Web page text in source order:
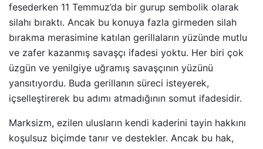
fesederken 11 Temmuz’da bir gurup sembolik olarak
silahı bıraktı. Ancak bu konuya fazla girmeden silah
bırakma merasimine katılan gerillaların yüzünde mutlu
ve zafer kazanmış savaşçı ifadesi yoktu. Her biri çok
üzgün ve yenilgiye uğramış savaşçının yüzünü
yansıtıyordu. Buda gerillanın süreci isteyerek,
içselleştirerek bu adımı atmadığının somut ifadesidir.
Marksizm, ezilen ulusların kendi kaderini tayin hakkını
koşulsuz biçimde tanır ve destekler. Ancak bu hak,